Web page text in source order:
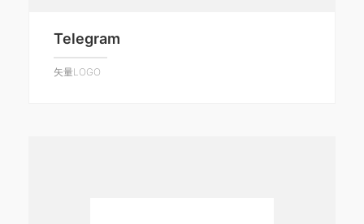
Telegram
矢量LOGO